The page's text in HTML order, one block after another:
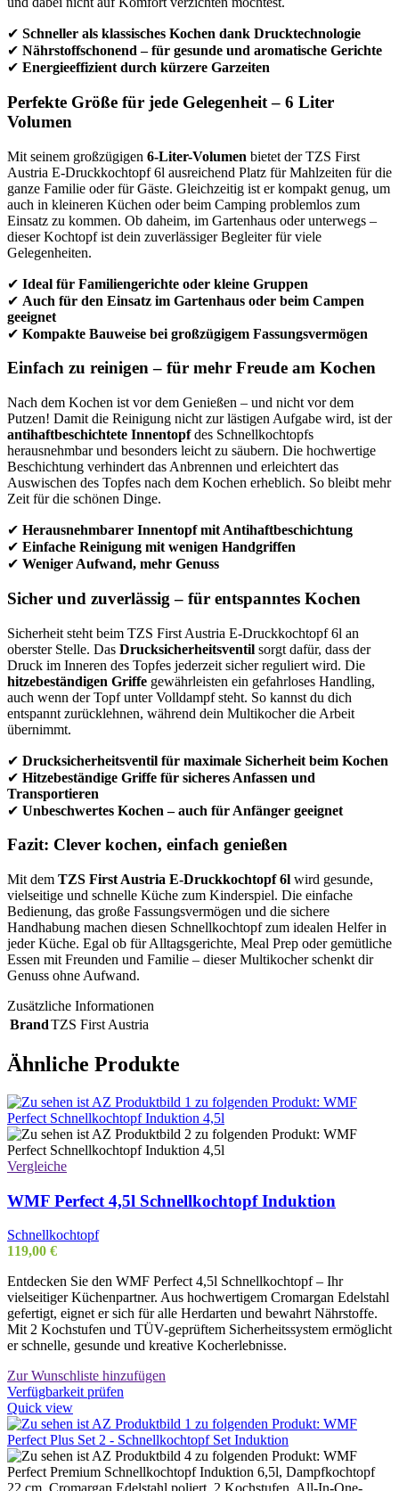
✔ Schneller als klassisches Kochen dank Drucktechnologie
✔ Nährstoffschonend – für gesunde und aromatische Gerichte
✔ Energieeffizient durch kürzere Garzeiten
Perfekte Größe für jede Gelegenheit – 6 Liter
Volumen
Mit seinem großzügigen 6-Liter-Volumen bietet der TZS First
Austria E-Druckkochtopf 6l ausreichend Platz für Mahlzeiten für die
ganze Familie oder für Gäste. Gleichzeitig ist er kompakt genug, um
auch in kleineren Küchen oder beim Camping problemlos zum
Einsatz zu kommen. Ob daheim, im Gartenhaus oder unterwegs –
dieser Kochtopf ist dein zuverlässiger Begleiter für viele
Gelegenheiten.
✔ Ideal für Familiengerichte oder kleine Gruppen
✔ Auch für den Einsatz im Gartenhaus oder beim Campen
geeignet
✔ Kompakte Bauweise bei großzügigem Fassungsvermögen
Einfach zu reinigen – für mehr Freude am Kochen
Nach dem Kochen ist vor dem Genießen – und nicht vor dem
Putzen! Damit die Reinigung nicht zur lästigen Aufgabe wird, ist der
antihaftbeschichtete Innentopfdes Schnellkochtopfs
herausnehmbar und besonders leicht zu säubern. Die hochwertige
Beschichtung verhindert das Anbrennen und erleichtert das
Auswischen des Topfes nach dem Kochen erheblich. So bleibt mehr
Zeit für die schönen Dinge.
✔ Herausnehmbarer Innentopf mit Antihaftbeschichtung
✔ Einfache Reinigung mit wenigen Handgriffen
✔ Weniger Aufwand, mehr Genuss
Sicher und zuverlässig – für entspanntes Kochen
Sicherheit steht beim TZS First Austria E-Druckkochtopf 6l an
oberster Stelle. Das Drucksicherheitsventil sorgt dafür, dass der
Druck im Inneren des Topfes jederzeit sicher reguliert wird. Die
hitzebeständigen Griffe gewährleisten ein gefahrloses Handling,
auch wenn der Topf unter Volldampf steht. So kannst du dich
entspannt zurücklehnen, während dein Multikocher die Arbeit
übernimmt.
✔ Drucksicherheitsventil für maximale Sicherheit beim Kochen
✔ Hitzebeständige Griffe für sicheres Anfassen und
Transportieren
✔ Unbeschwertes Kochen – auch für Anfänger geeignet
Fazit: Clever kochen, einfach genießen
Mit dem TZS First Austria E-Druckkochtopf 6l wird gesunde,
vielseitige und schnelle Küche zum Kinderspiel. Die einfache
Bedienung, das große Fassungsvermögen und die sichere
Handhabung machen diesen Schnellkochtopf zum idealen Helfer in
jeder Küche. Egal ob für Alltagsgerichte, Meal Prep oder gemütliche
Essen mit Freunden und Familie – dieser Multikocher schenkt dir
Genuss ohne Aufwand.
Zusätzliche Informationen
BrandTZS First Austria
Ähnliche Produkte
Vergleiche
WMF Perfect 4,5l Schnellkochtopf Induktion
Schnellkochtopf
119,00 €
Entdecken Sie den WMF Perfect 4,5l Schnellkochtopf – Ihr
vielseitiger Küchenpartner. Aus hochwertigem Cromargan Edelstahl
gefertigt, eignet er sich für alle Herdarten und bewahrt Nährstoffe.
Mit 2 Kochstufen und TÜV-geprüftem Sicherheitssystem ermöglicht
er schnelle, gesunde und kreative Kocherlebnisse.
Zur Wunschliste hinzufügen
Verfügbarkeit prüfen
Quick view